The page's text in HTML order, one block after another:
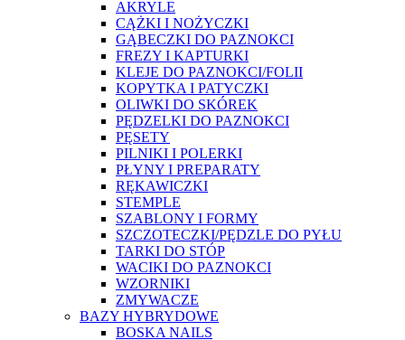
AKRYLE
CĄŻKI I NOŻYCZKI
GĄBECZKI DO PAZNOKCI
FREZY I KAPTURKI
KLEJE DO PAZNOKCI/FOLII
KOPYTKA I PATYCZKI
OLIWKI DO SKÓREK
PĘDZELKI DO PAZNOKCI
PĘSETY
PILNIKI I POLERKI
PŁYNY I PREPARATY
RĘKAWICZKI
STEMPLE
SZABLONY I FORMY
SZCZOTECZKI/PĘDZLE DO PYŁU
TARKI DO STÓP
WACIKI DO PAZNOKCI
WZORNIKI
ZMYWACZE
BAZY HYBRYDOWE
BOSKA NAILS